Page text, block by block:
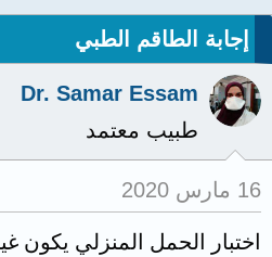
إجابة الطاقم الطبي
Dr. Samar Essam
طبيب معتمد
16 مارس 2020
اختبار الحمل المنزلي يكون